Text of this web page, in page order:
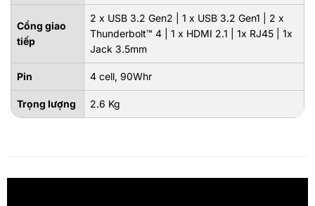
Cổng giao
tiếp
2 x USB 3.2 Gen2 | 1 x USB 3.2 Gen1 | 2 x
Thunderbolt™ 4 | 1 x HDMI 2.1 | 1x RJ45 | 1x
Jack 3.5mm
Pin 4 cell, 90Whr
Trọng lượng 2.6 Kg